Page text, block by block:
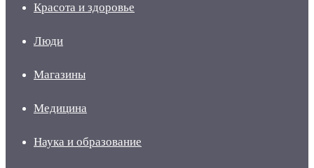
Красота и здоровье
Люди
Магазины
Медицина
Наука и образование